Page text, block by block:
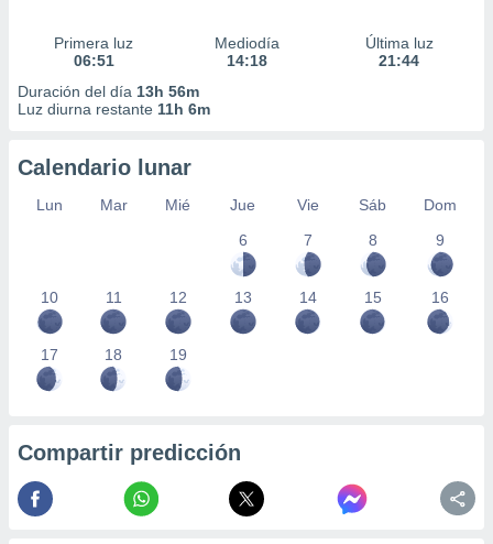
Primera luz
06:51
Mediodía
14:18
Última luz
21:44
Duración del día 13h 56m
Luz diurna restante 11h 6m
Calendario lunar
Lun Mar Mié Jue Vie Sáb
Dom
6
7 8 9
10 11 12 13 14 15 16
17 18 19
Compartir predicción